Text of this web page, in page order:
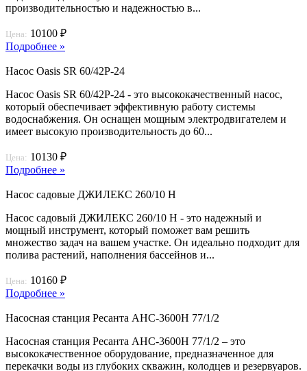
производительностью и надежностью в...
Цена: 10100 ₽
Подробнее »
Насос Oasis SR 60/42P-24
Насос Oasis SR 60/42P-24 - это высококачественный насос,
который обеспечивает эффективную работу системы
водоснабжения. Он оснащен мощным электродвигателем и
имеет высокую производительность до 60...
Цена: 10130 ₽
Подробнее »
Насос садовые ДЖИЛЕКС 260/10 Н
Насос садовый ДЖИЛЕКС 260/10 Н - это надежный и
мощный инструмент, который поможет вам решить
множество задач на вашем участке. Он идеально подходит для
полива растений, наполнения бассейнов и...
Цена: 10160 ₽
Подробнее »
Насосная станция Ресанта АНС-3600Н 77/1/2
Насосная станция Ресанта АНС-3600Н 77/1/2 – это
высококачественное оборудование, предназначенное для
перекачки воды из глубоких скважин, колодцев и резервуаров.